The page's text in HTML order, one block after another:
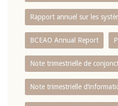
Rapport annuel sur les
BCEAO Annual Report
Note trimestrielle de
Note trimestrielle